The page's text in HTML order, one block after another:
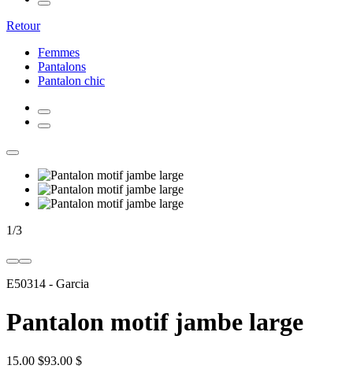
Retour
Femmes
Pantalons
Pantalon chic
1/3
E50314 - Garcia
Pantalon motif jambe large
15.00 $93.00 $